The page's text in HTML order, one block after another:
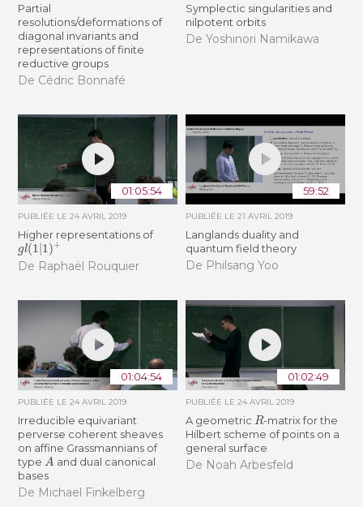
Partial
resolutions/deformations of
diagonal invariants and
representations of finite
reductive groups
De Cédric Bonnafé
Symplectic singularities and
nilpotent orbits
De Yoshinori Namikawa
01:05:54
PUBLIÉE LE24 AVRIL 2019
Higher representations of
gl(1|1) +
De Raphaël Rouquier
59:52
PUBLIÉE LE 21 AVRIL 2019
Langlands duality and
quantum field theory
De Philsang Yoo
01:04:54
PUBLIÉE LE24 AVRIL 2019
Irreducible equivariant
perverse coherent sheaves
on affine Grassmannians of
type A and dual canonical
bases
De Michael Finkelberg
01:02:49
PUBLIÉE LE 24 AVRIL 2019
A geometric R-matrix for the
Hilbert scheme of points on a
general surface
De Noah Arbesfeld